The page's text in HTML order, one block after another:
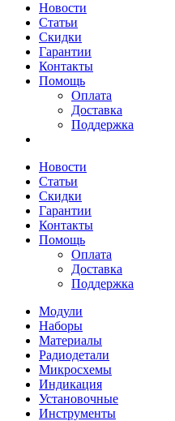
Новости
Статьи
Скидки
Гарантии
Контакты
Помощь
Оплата
Доставка
Поддержка
Новости
Статьи
Скидки
Гарантии
Контакты
Помощь
Оплата
Доставка
Поддержка
Модули
Наборы
Материалы
Радиодетали
Микросхемы
Индикация
Установочные
Инструменты